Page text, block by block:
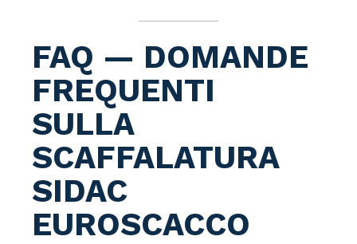
FAQ — DOMANDE
FREQUENTI
SULLA
SCAFFALATURA
SIDAC
EUROSCACCO